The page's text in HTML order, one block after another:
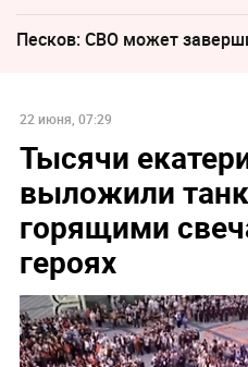
Песков: СВО может
22 июня, 07:29
Тысячи
выложили
горящими
героях